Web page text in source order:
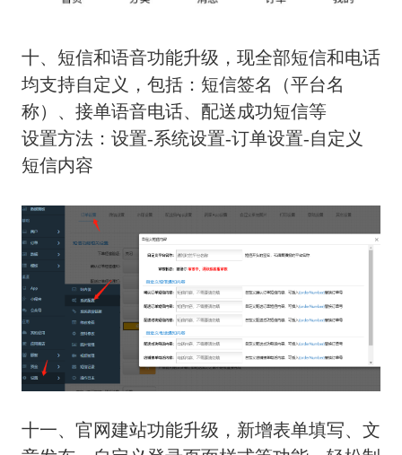
十、短信和语音功能升级，现全部短信和电话
均支持自定义，包括：短信签名（平台名
称）、接单语音电话、配送成功短信等
设置方法：设置-系统设置-订单设置-自定义
短信内容
十一、官网建站功能升级，新增表单填写、文